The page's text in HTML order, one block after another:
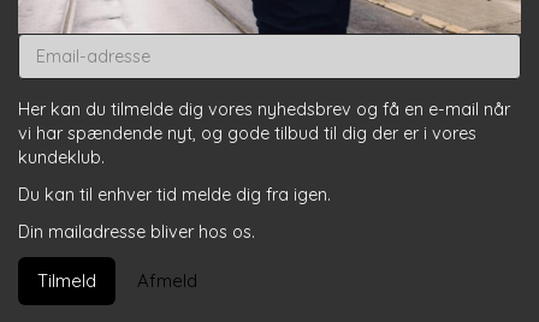
Email-
adresse
Her kan du tilmelde dig vores nyhedsbrev og få en e-mail når
vi har spændende nyt, og gode tilbud til dig der er i vores
kundeklub.
Du kan til enhver tid melde dig fra igen.
Din mailadresse bliver hos os.
Tilmeld Afmeld